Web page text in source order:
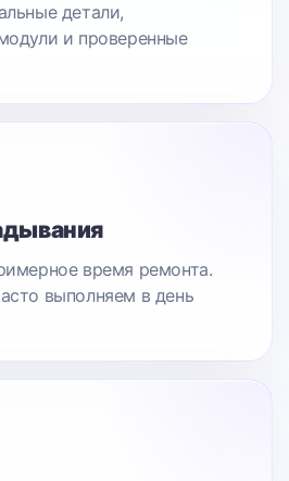
детали,
и проверенные
время ремонта.
выполняем в день